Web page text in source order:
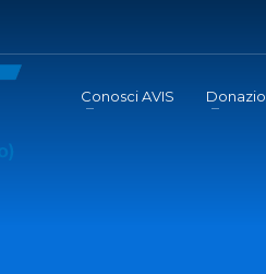
Conosci AVIS